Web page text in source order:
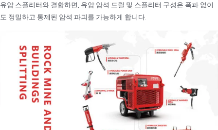
유압 스플리터와 결합하면, 유압 암석 드릴 및 스플리터 구성은 폭파 없이
도 정밀하고 통제된 암석 파괴를 가능하게 합니다.